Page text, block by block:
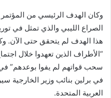
وكان الهدف الرئيسي من
الصراع الليبي والذي تمثل في
هذا الهدف لم يتحقق حتى الآن.
“الأطراف الذين تعهدوا خلال
سحب قواتهم لم يفوا بوعدهم”
في برلين بنائب وزير الخارجية
العربية المتحدة.